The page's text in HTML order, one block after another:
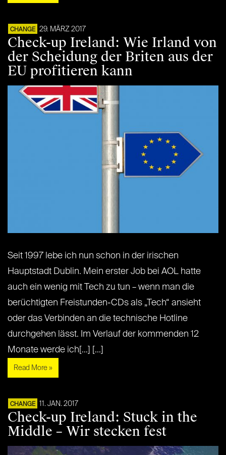
CHANGE 29. MÄRZ 2017
Check-up Ireland: Wie Irland von
der Scheidung der Briten aus der
EU profitieren kann
Seit 1997 lebe ich nun schon in der irischen
Hauptstadt Dublin. Mein erster Job bei AOL hatte
auch ein wenig mit Tech zu tun – wenn man die
berüchtigten Freistunden-CDs als „Tech“ ansieht
oder das Verbinden an die technische Hotline
durchgehen lässt. Im Verlauf der kommenden 12
Monate werde ich[...] [...]
Read More »
CHANGE 11. JAN. 2017
Check-up Ireland: Stuck in the
Middle – Wir stecken fest